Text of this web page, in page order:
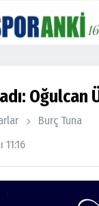
Oğulcan
Burç Tuna
11:16